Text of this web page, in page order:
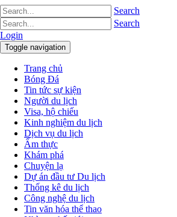
Search
Search
Login
Toggle navigation
Trang chủ
Bóng Đá
Tin tức sự kiện
Người du lịch
Visa, hộ chiếu
Kinh nghiệm du lịch
Dịch vụ du lịch
Ẩm thực
Khám phá
Chuyện lạ
Dự án đầu tư Du lịch
Thống kê du lịch
Công nghệ du lịch
Tin văn hóa thể thao